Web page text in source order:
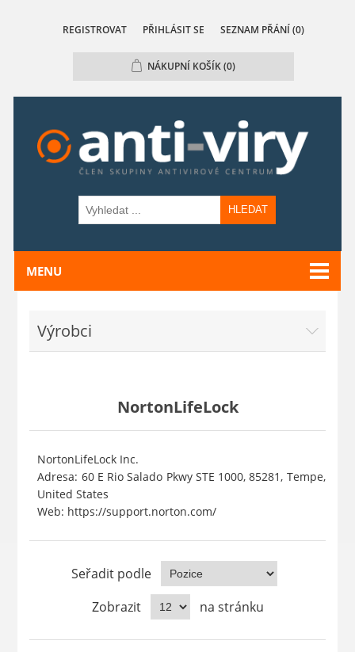
REGISTROVAT PŘIHLÁSIT SE SEZNAM PŘÁNÍ (0)
NÁKUPNÍ KOŠÍK(0)
HLEDAT
MENU
Výrobci
NortonLifeLock
NortonLifeLock Inc.
Adresa: 60 E Rio Salado Pkwy STE 1000, 85281, Tempe,
United States
Web: https://support.norton.com/
Seřadit podle
Zobrazit
na stránku